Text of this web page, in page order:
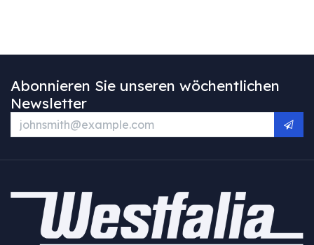
Abonnieren Sie unseren wöchentlichen
Newsletter